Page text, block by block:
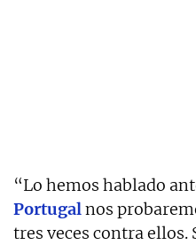
“Lo hemos hablado
Portugalnos
tres veces contra ellos.